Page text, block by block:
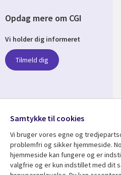
Se mere
Opdag mere om CGI
Vi holder dig informeret
Tilmeld dig
Media
DENMARK
Samtykke til cookies
Vi bruger vores egne og
problemfri og sikker hjemmeside.
hjemmeside kan fungere og er
valgfrie og er kun indstillet med dit